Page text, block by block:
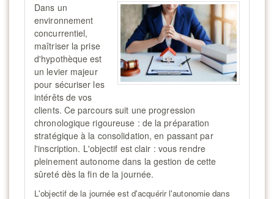
Dans un
environnement
concurrentiel,
maîtriser la prise
d'hypothèque est
un levier majeur
pour sécuriser les
intérêts de vos
clients. Ce parcours suit une progression
chronologique rigoureuse : de la préparation
stratégique à la consolidation, en passant par
l'inscription. L'objectif est clair : vous rendre
pleinement autonome dans la gestion de cette
sûreté dès la fin de la journée.
L'objectif de la journée est d'acquérir l'autonomie dans